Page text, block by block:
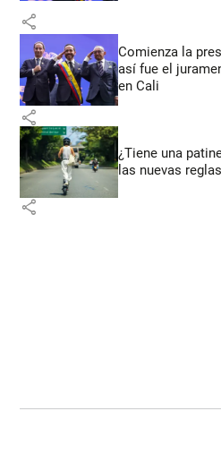
share
Comienza la
así fue el
en Cali
share
¿Tiene una
las nuevas
share